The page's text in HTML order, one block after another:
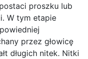
proszku lub
W tym etapie
przez głowicę
długich nitek. Nitki